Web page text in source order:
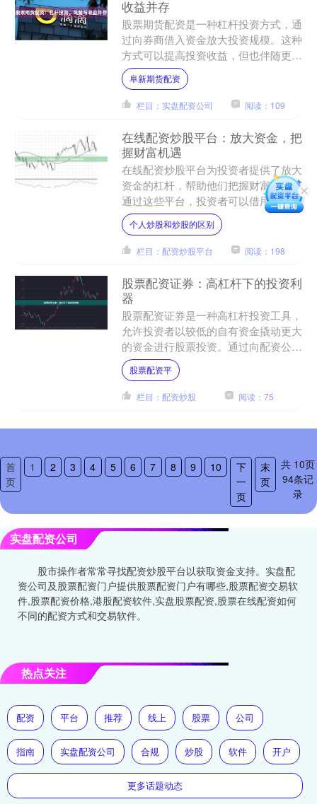
收益并存
股票期货配资是一种杠杆投资方式，通
过向券商借入资金放大投资规模。这种
方式可以提高投资收益，但也伴随更高
的风险。 **杠杆效应** 股票期货配资
的杠杆倍数通常为1....
阜新期货配资
栏目：实盘配资公司 阅读：109
在线配资炒股平台：放大资金，把
握财富机遇
在线配资炒股平台为投资者提供了放大
资金的杠杆，帮助他们把握财富机遇。
通过这些平台，投资者可以借用资金，
以更高的资金量进行股票交易。 配资
平台的优势在于，它可以放....
个人炒股和炒股的区别
栏目：配资炒股平台 阅读：198
股票配资证券：高杠杆下的投资利
器
股票配资证券是一种高杠杆投资工具，
允许投资者以较低的自有资金撬动更大
的资金进行股票投资。通过向配资公司
借入资金，投资者可以放大投资收益，
但同时也会承担更高的风险....
股票配资平
栏目：配资炒股 阅读：75
首
页
1 2 3 4 5 6 7 8 9 10
下
一
页
末
页
共 10页
94条记
录
实盘配资公司
股市操作者常常寻找配资炒股平台以获取资金支持。实盘配
资公司及股票配资门户提供股票配资门户有哪些,股票配资交易软
件,股票配资价格,港股配资软件,实盘股票配资,股票在线配资如何
不同的配资方式和交易软件。
热点关注
配资 平台 推荐 线上 股票 公司
指南 实盘配资公司 合规 炒股 软件 开户
更多话题动态